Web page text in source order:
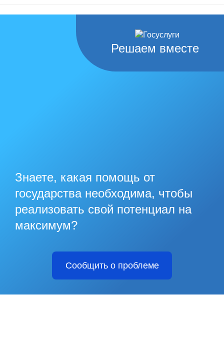
Решаем вместе
Знаете, какая помощь от
государства необходима, чтобы
реализовать свой потенциал на
максимум?
Сообщить о проблеме